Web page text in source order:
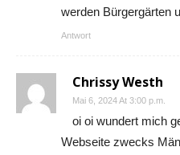
werden Bürgergärten
Antwort
Chrissy Westh
Mai 6, 2024 At 3:00 p.m.
oi oi wundert mich
Webseite zwecks